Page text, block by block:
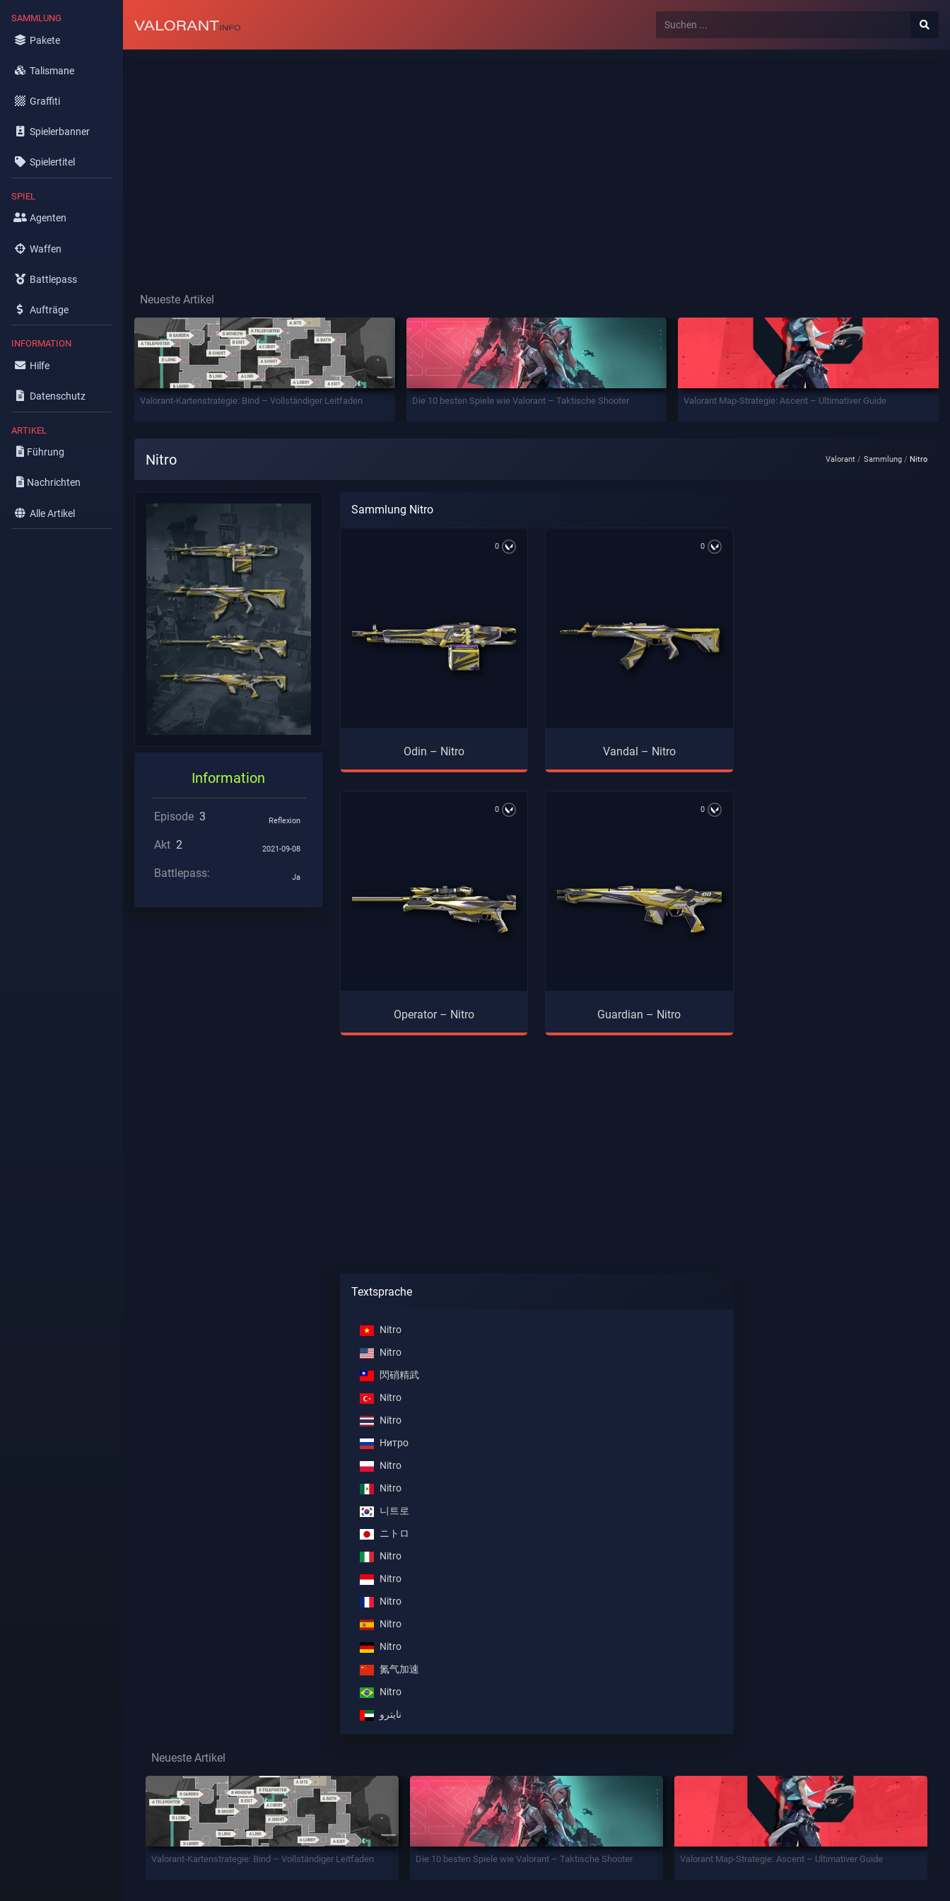
SAMMLUNG
Pakete
Talismane
Graffiti
Spielerbanner
Spielertitel
SPIEL
Agenten
Waffen
Battlepass
Aufträge
INFORMATION
Hilfe
Datenschutz
ARTIKEL
Führung
Nachrichten
Alle Artikel
Neueste Artikel
Valorant-Kartenstrategie: Bind – Vollständiger Leitfaden Die 10 besten Spiele wie Valorant – Taktische Shooter Valorant Map-Strategie: Ascent – Ultimativer Guide
Nitro Valorant Sammlung Nitro
Information
Episode 3 Reflexion
Akt 2 2021-09-08
Battlepass: Ja
Sammlung Nitro
0
Odin – Nitro
0
Vandal – Nitro
0
Operator – Nitro
0
Guardian – Nitro
Textsprache
Nitro
Nitro
閃硝精武
Nitro
Nitro
Нитро
Nitro
Nitro
니트로
ニトロ
Nitro
Nitro
Nitro
Nitro
Nitro
氮气加速
Nitro
نايترو
Neueste Artikel
Valorant-Kartenstrategie: Bind – Vollständiger Leitfaden Die 10 besten Spiele wie Valorant – Taktische Shooter Valorant Map-Strategie: Ascent – Ultimativer Guide